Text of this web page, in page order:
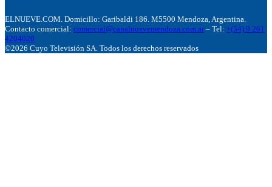
ELNUEVE.COM. Domicillo: Garibaldi 186. M5500 Mendoza, Argentina.
Contacto comercial: comercial@canalnuevemendoza.com.ar – Tel: +(54) 9 261
4204020
©2026 Cuyo Televisión SA. Todos los derechos reservados